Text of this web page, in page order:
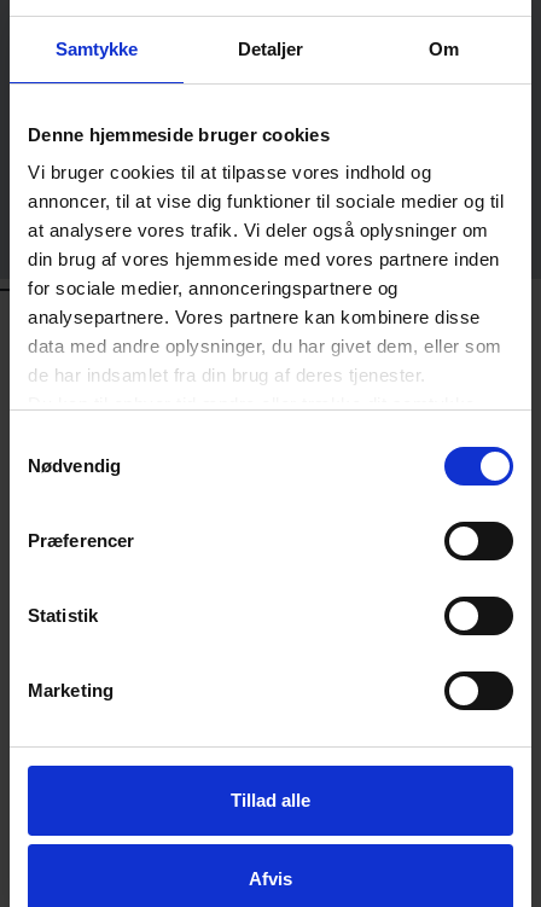
Samtykke Detaljer Om
Denne hjemmeside bruger cookies
Vi bruger cookies til at tilpasse vores indhold og
annoncer, til at vise dig funktioner til sociale medier og til
at analysere vores trafik. Vi deler også oplysninger om
din brug af vores hjemmeside med vores partnere inden
for sociale medier, annonceringspartnere og
analysepartnere. Vores partnere kan kombinere disse
data med andre oplysninger, du har givet dem, eller som
de har indsamlet fra din brug af deres tjenester.
hjørne på websitet.
Nødvendig
Præferencer
Statistik
Marketing
Tillad alle
Afvis
Martine Kiding
LEDENDE ANSÆTTELSESRETSCHEF
Martin Jeppesen Nyborg
FAGCHEF FOR LØNSTATISTIK OG
LØNSYSTEMER
KONTAKT
Kursus og Event
KURSUS@DANSKERHVERV.DK
Åbningstider på telefonen er
Velfærd
Martine Kiding
MKI@DANSKERHVERV.DK